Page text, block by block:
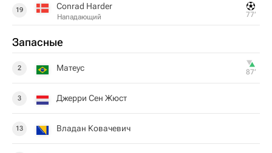
19 Conrad Harder
Нападающий 77‎’‎
Запасные
2 Матеус 87‎’‎
3 Джерри Сен Жюст
13 Владан Ковачевич